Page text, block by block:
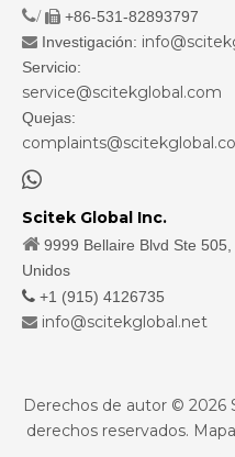
/  +86-531-82893797
 Investigación:
Servicio:
service@scitekglobal.com
Quejas:

Scitek Global Inc.
 9999 Bellaire Blvd Ste
Unidos
 +1 (915) 4126735
 info@scitekglobal.net
Derechos de autor © 2026
derechos reservados.